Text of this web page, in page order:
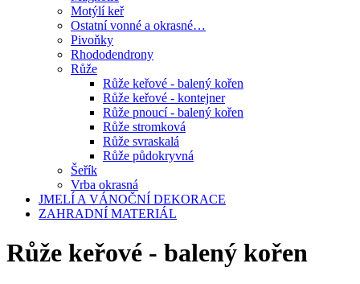
Motýlí keř
Ostatní vonné a okrasné…
Pivoňky
Rhododendrony
Růže
Růže keřové - balený kořen
Růže keřové - kontejner
Růže pnoucí - balený kořen
Růže stromková
Růže svraskalá
Růže půdokryvná
Šeřík
Vrba okrasná
JMELÍ A VÁNOČNÍ DEKORACE
ZAHRADNÍ MATERIÁL
Růže keřové - balený kořen